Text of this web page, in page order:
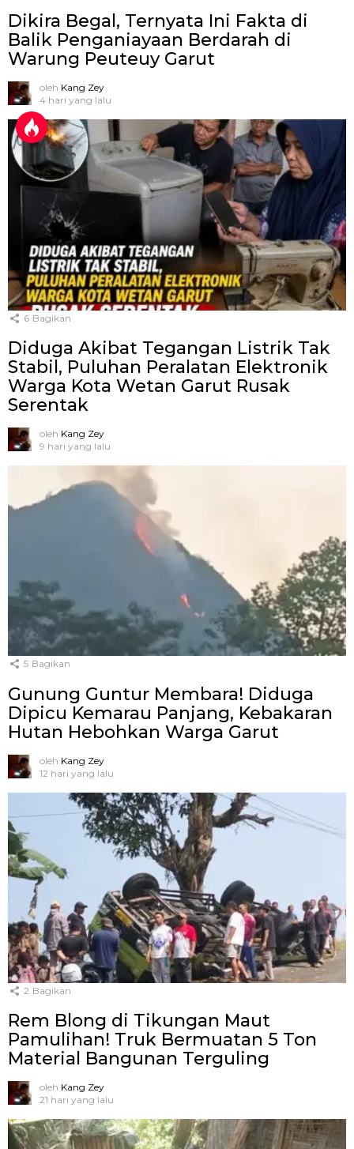
Dikira Begal, Ternyata Ini Fakta di
Balik Penganiayaan Berdarah di
Warung Peuteuy Garut
oleh Kang Zey
4 hari yang lalu
6 Bagikan
Diduga Akibat Tegangan Listrik Tak
Stabil, Puluhan Peralatan Elektronik
Warga Kota Wetan Garut Rusak
Serentak
oleh Kang Zey
9 hari yang lalu
5 Bagikan
Gunung Guntur Membara! Diduga
Dipicu Kemarau Panjang, Kebakaran
Hutan Hebohkan Warga Garut
oleh Kang Zey
12 hari yang lalu
2 Bagikan
Rem Blong di Tikungan Maut
Pamulihan! Truk Bermuatan 5 Ton
Material Bangunan Terguling
oleh Kang Zey
21 hari yang lalu